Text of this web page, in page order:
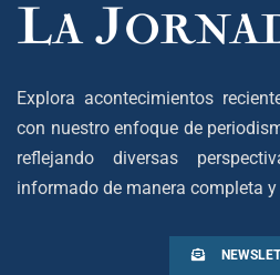
Explora acontecimientos
con nuestro enfoque de
reflejando diversas
informado de manera completa